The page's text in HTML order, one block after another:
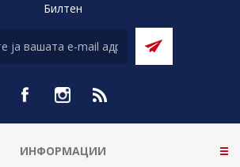
Билтен
ИНФОРМАЦИИ